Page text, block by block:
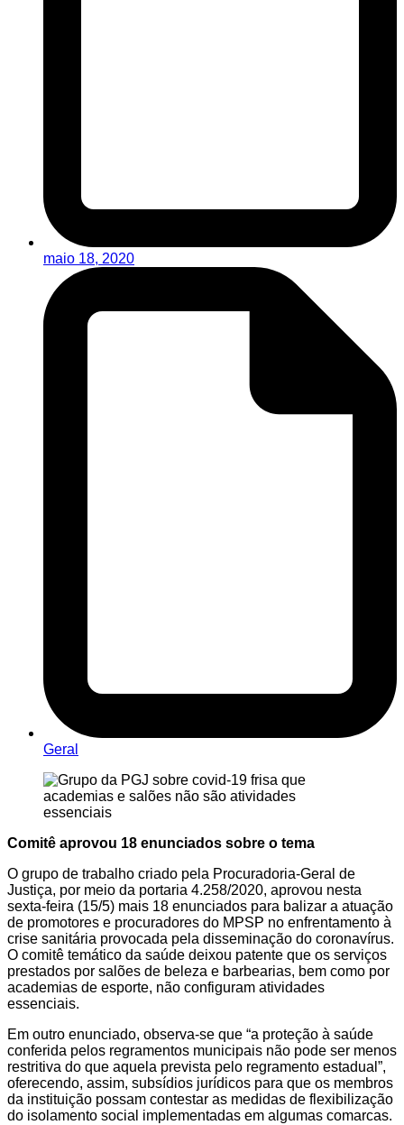
maio 18, 2020
Geral
Comitê aprovou 18 enunciados sobre o tema
O grupo de trabalho criado pela Procuradoria-Geral de
Justiça, por meio da portaria 4.258/2020, aprovou nesta
sexta-feira (15/5) mais 18 enunciados para balizar a atuação
de promotores e procuradores do MPSP no enfrentamento à
crise sanitária provocada pela disseminação do coronavírus.
O comitê temático da saúde deixou patente que os serviços
prestados por salões de beleza e barbearias, bem como por
academias de esporte, não configuram atividades
essenciais.
Em outro enunciado, observa-se que “a proteção à saúde
conferida pelos regramentos municipais não pode ser menos
restritiva do que aquela prevista pelo regramento estadual”,
oferecendo, assim, subsídios jurídicos para que os membros
da instituição possam contestar as medidas de flexibilização
do isolamento social implementadas em algumas comarcas.